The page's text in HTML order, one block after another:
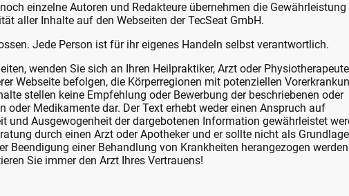
einzelne Autoren und Redakteure übernehmen die
aller Inhalte auf den Webseiten der TecSeat GmbH.
Jede Person ist für ihr eigenes Handeln selbst verantwortlich.
wenden Sie sich an Ihren Heilpraktiker, Arzt oder
Webseite befolgen, die Körperregionen mit potenziellen
stellen keine Empfehlung oder Bewerbung der beschriebenen oder
Medikamente dar. Der Text erhebt weder einen Anspruch auf
Ausgewogenheit der dargebotenen Information gewährleistet
durch einen Arzt oder Apotheker und er sollte nicht als
Beendigung einer Behandlung von Krankheiten herangezogen
Sie immer den Arzt Ihres Vertrauens!